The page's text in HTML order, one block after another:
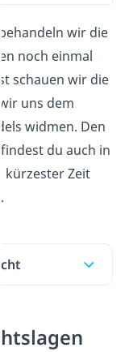
wir die
noch einmal
schauen wir die
uns dem
widmen. Den
du auch in
kürzester Zeit